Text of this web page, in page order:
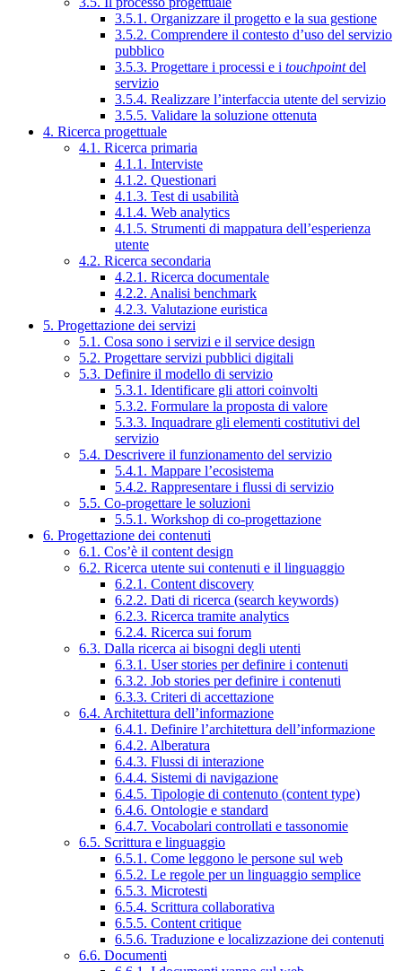
3.5.1. Organizzare il progetto e la sua gestione
3.5.2. Comprendere il contesto d’uso del servizio
pubblico
3.5.3. Progettare i processi e i touchpointdel
servizio
3.5.4. Realizzare l’interfaccia utente del servizio
3.5.5. Validare la soluzione ottenuta
4. Ricerca progettuale
4.1. Ricerca primaria
4.1.1. Interviste
4.1.2. Questionari
4.1.3. Test di usabilità
4.1.4. Web analytics
4.1.5. Strumenti di mappatura dell’esperienza
utente
4.2. Ricerca secondaria
4.2.1. Ricerca documentale
4.2.2. Analisi benchmark
4.2.3. Valutazione euristica
5. Progettazione dei servizi
5.1. Cosa sono i servizi e il service design
5.2. Progettare servizi pubblici digitali
5.3. Definire il modello di servizio
5.3.1. Identificare gli attori coinvolti
5.3.2. Formulare la proposta di valore
5.3.3. Inquadrare gli elementi costitutivi del
servizio
5.4. Descrivere il funzionamento del servizio
5.4.1. Mappare l’ecosistema
5.4.2. Rappresentare i flussi di servizio
5.5. Co-progettare le soluzioni
5.5.1. Workshop di co-progettazione
6. Progettazione dei contenuti
6.1. Cos’è il content design
6.2. Ricerca utente sui contenuti e il linguaggio
6.2.1. Content discovery
6.2.2. Dati di ricerca (search keywords)
6.2.3. Ricerca tramite analytics
6.2.4. Ricerca sui forum
6.3. Dalla ricerca ai bisogni degli utenti
6.3.1. User stories per definire i contenuti
6.3.2. Job stories per definire i contenuti
6.3.3. Criteri di accettazione
6.4. Architettura dell’informazione
6.4.1. Definire l’architettura dell’informazione
6.4.2. Alberatura
6.4.3. Flussi di interazione
6.4.4. Sistemi di navigazione
6.4.5. Tipologie di contenuto (content type)
6.4.6. Ontologie e standard
6.4.7. Vocabolari controllati e tassonomie
6.5. Scrittura e linguaggio
6.5.1. Come leggono le persone sul web
6.5.2. Le regole per un linguaggio semplice
6.5.3. Microtesti
6.5.4. Scrittura collaborativa
6.5.5. Content critique
6.5.6. Traduzione e localizzazione dei contenuti
6.6. Documenti